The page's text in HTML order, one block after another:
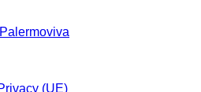
(UE)